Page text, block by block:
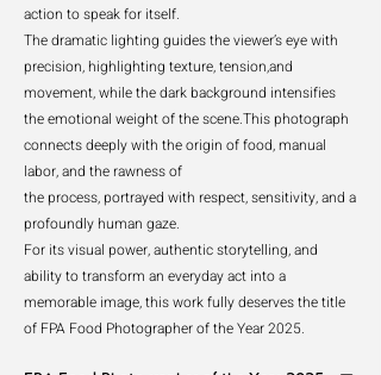
action to speak for itself.
The dramatic lighting guides the viewer’s eye with
precision, highlighting texture, tension,and
movement, while the dark background intensifies
the emotional weight of the scene.This photograph
connects deeply with the origin of food, manual
labor, and the rawness of
the process, portrayed with respect, sensitivity, and a
profoundly human gaze.
For its visual power, authentic storytelling, and
ability to transform an everyday act into a
memorable image, this work fully deserves the title
of FPA Food Photographer of the Year 2025.